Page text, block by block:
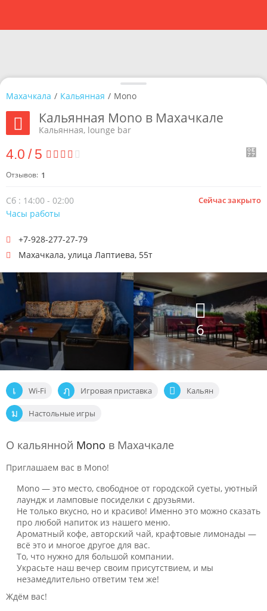
6
Wi-Fi Игровая приставка Кальян
Настольные игры
Махачкала / Кальянная / Mono
Кальянная Mono в Махачкале
Кальянная, lounge bar
4.0 / 5
Отзывов: 1
+7-928-277-27-79
Махачкала, улица Лаптиева, 55т
Сейчас закрыто
Сб : 14:00 - 02:00
Часы работы
О кальянной Mono в Махачкале
Приглашаем вас в Mono!
Mono — это место, свободное от городской суеты, уютный
лаундж и ламповые посиделки с друзьями.
Не только вкусно, но и красиво! Именно это можно сказать
про любой напиток из нашего меню.
Ароматный кофе, авторский чай, крафтовые лимонады —
всё это и многое другое для вас.
То, что нужно для большой компании.
Украсьте наш вечер своим присутствием, и мы
незамедлительно ответим тем же!
Ждём вас!